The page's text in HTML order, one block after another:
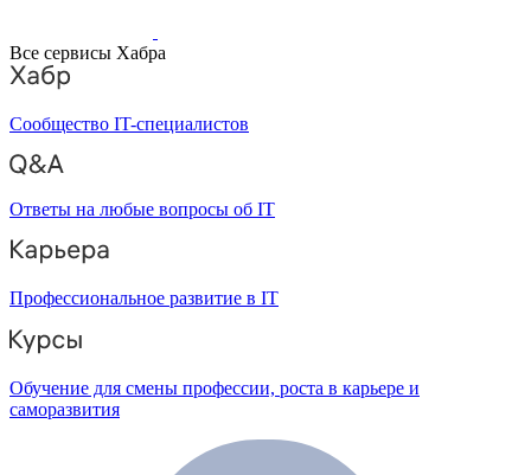
Все сервисы Хабра
Сообщество IT-специалистов
Ответы на любые вопросы об IT
Профессиональное развитие в IT
Обучение для смены профессии, роста в карьере и
саморазвития